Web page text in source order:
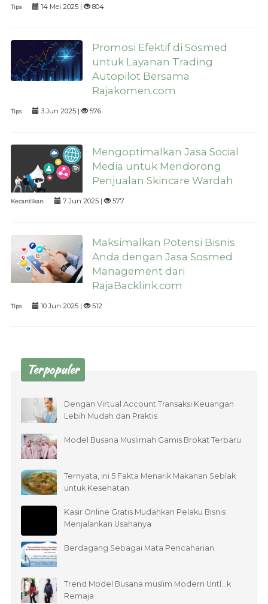
Tips 14 Mei 2025 | 804
Promosi Efektif di Sosmed
untuk Layanan Trading
Autopilot Bersama
Rajakomen.com
Tips 3 Jun 2025 | 576
Mengoptimalkan Jasa Social
Media untuk Mendorong
Penjualan Skincare Wardah
Kecantikan 7 Jun 2025 | 577
Maksimalkan Potensi Bisnis
Anda dengan Jasa Sosmed
Management dari
RajaBacklink.com
Tips 10 Jun 2025 | 512
Terpopuler
Dengan Virtual Account Transaksi Keuangan
Lebih Mudah dan Praktis
Model Busana Muslimah Gamis Brokat Terbaru
Ternyata, ini 5 Fakta Menarik Makanan Seblak
untuk Kesehatan
Kasir Online Gratis Mudahkan Pelaku Bisnis
Menjalankan Usahanya
Berdagang Sebagai Mata Pencaharian
Trend Model Busana muslim Modern UntÏ…k
Remaja